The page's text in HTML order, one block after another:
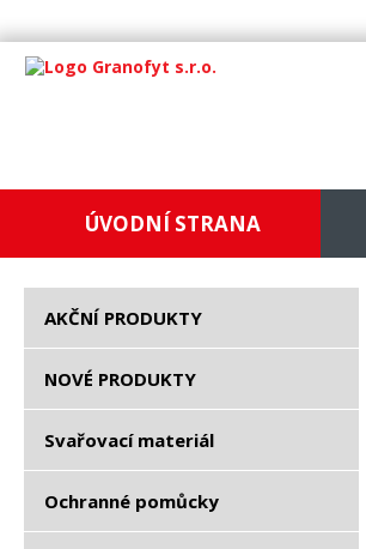
ÚVODNÍ STRANA
AKČNÍ PRODUKTY
NOVÉ PRODUKTY
Svařovací materiál
Ochranné pomůcky